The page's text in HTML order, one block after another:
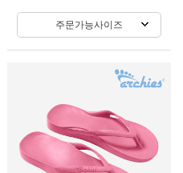
주문가능사이즈